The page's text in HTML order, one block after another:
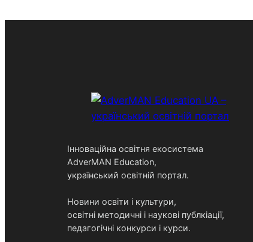
Інноваційна освітня екосистема
AdverMAN Education,
український освітній портал.
Новини освіти і культури,
освітні методичні і наукові публкіації,
педагогічні конкурси і курси.